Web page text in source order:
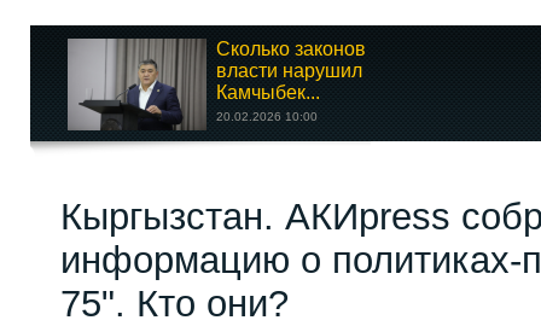
Сколько законов
власти нарушил
Камчыбек...
20.02.2026 10:00
заменим героев!
29.09.2025 18:00
Кыргызстан. АКИpress
информацию о политиках-
75". Кто они?